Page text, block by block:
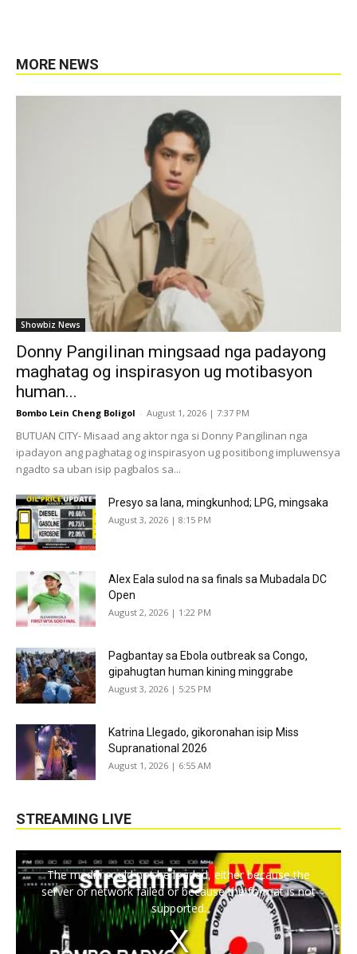
MORE NEWS
Showbiz News
Donny Pangilinan mingsaad nga padayong
maghatag og inspirasyon ug motibasyon
human...
Bombo Lein Cheng Boligol - August 1, 2026 | 7:37 PM
BUTUAN CITY- Misaad ang aktor nga si Donny Pangilinan nga
ipadayon ang paghatag og inspirasyon ug positibong impluwensya
ngadto sa uban isip pagbalos sa...
Presyo sa lana, mingkunhod; LPG, mingsaka
August 3, 2026 | 8:15 PM
Alex Eala sulod na sa finals sa Mubadala DC
Open
August 2, 2026 | 1:22 PM
Pagbantay sa Ebola outbreak sa Congo,
gipahugtan human kining minggrabe
August 3, 2026 | 5:25 PM
Katrina Llegado, gikoronahan isip Miss
Supranational 2026
August 1, 2026 | 6:55 AM
STREAMING LIVE
The media could not be loaded, either because the
server or network failed or because the format is not
supported.